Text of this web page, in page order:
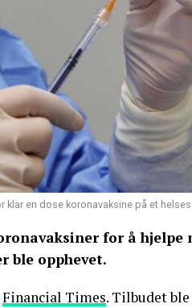
klar en dose koronavaksine på et
for å
ble opphevet.
Financial Times. Tilbudet